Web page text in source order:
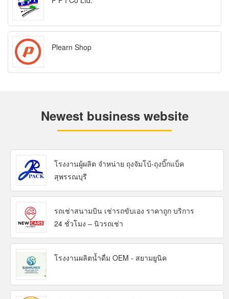
Plearn Shop
Newest business website
โรงงานผู้ผลิต จำหน่าย ถุงจัมโบ้-ถุงบิ๊กแบ็ค
สุพรรณบุรี
รถเช่าสนามบิน เช่ารถขับเอง ราคาถูก บริการ
24 ชั่วโมง – นิวรถเช่า
โรงงานผลิตน้ำดื่ม OEM - สยามยูนิค